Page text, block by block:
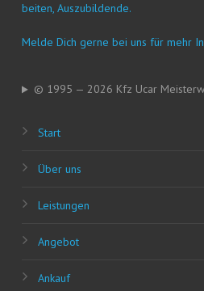
bei­ten, Auszubildende.
Mel­de Dich ger­ne bei uns für mehr
© 1995 — 2026 Kfz Ucar
Start
Über uns
Leis­tun­gen
Ange­bot
Ankauf